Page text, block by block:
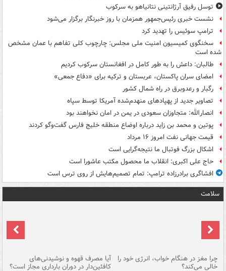
توسل رفیق آرژانتینی نتانیاهو به سرکوب
نشست خبری رئیس‌جمهور همزمان با روز خبرنگار برگزار می‌شود
ترامپ سوئیس را تهدید کرد
سخنگوی کمیسیون امنیت ملی مجلس: چارچوب کلی تفاهم با عمان مشخص
شده است
طالبان: داعش را به طور کامل در افغانستان سرکوب کردیم
امضای سران پاکستان، عربستان و ترکیه برای «دفاع جمعی»
رگبار و رعدوبرق در راه شمال کشور
تصاویر جدید از پهپادهای منهدم‌شده آمریکا توسط سپاه
انصارالله: متجاوزان سعودی در یمن در امان نخواهند بود
پوتین و محمد بن زاید درباره اوضاع منطقه خلیج فارس گفت‌وگو کردند
قیمت جهانی نفت امروز ۱۶ مرداد
اشکال بزرگ فوتبال ما نتیجه‌گرایی است
حاج علی اکبری: انقلاب ما محصول مکتب عاشورا است
افشاگری برادرزاده ترامپ: تمام تصمیم‌هایش از روی ترس است
سلامت
چرا مغز در هنگام خواب، انرژی خود را
خالی می‌کند؟
آیا مصرف قهوه و نوشیدنی‌های
کافئین‌دار در دوران بارداری مجاز است؟